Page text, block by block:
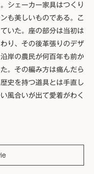
シェーカー家具はつくり
も美しいものである。こ
いた。座の部分は当初は
り、その後革張りのデザ
岸の農民が何百年も前か
。その編み方は痛んだら
史を持つ道具とは手直し
風合いが出て愛着がわく